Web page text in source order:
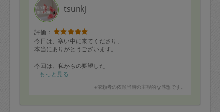
tsunkj
評価：
今日は、寒い中に来てくださり、
本当にありがとうございます。
今回は、私からの要望した
メニューをお願いしましたが、
大根サラダ、ハンバーグ
もっと見る
※依頼者の依頼当時の主観的な感想です。